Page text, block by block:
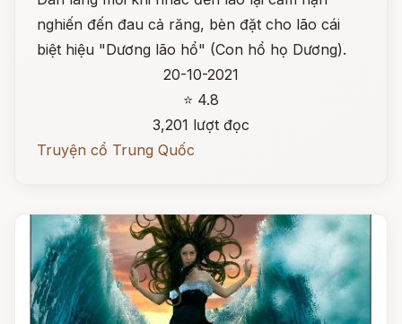
nghiến đến đau cả răng, bèn đặt cho lão cái
biệt hiệu "Dương lão hổ" (Con hổ họ Dương).
20-10-2021
⭐ 4.8
3,201 lượt đọc
Truyện cổ Trung Quốc